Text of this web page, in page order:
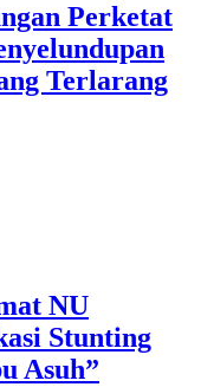
Perketat
Terlarang
NU
Stunting
Asuh”